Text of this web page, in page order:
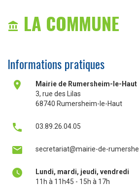
 LA COMMUNE
Informations pratiques

Mairie de Rumersheim-le-Haut
3, rue des Lilas
68740 Rumersheim-le-Haut
 03.89.26.04.05
 secretariat@mairie-de-

Lundi, mardi, jeudi, vendredi
11h à 11h45 - 15h à 17h